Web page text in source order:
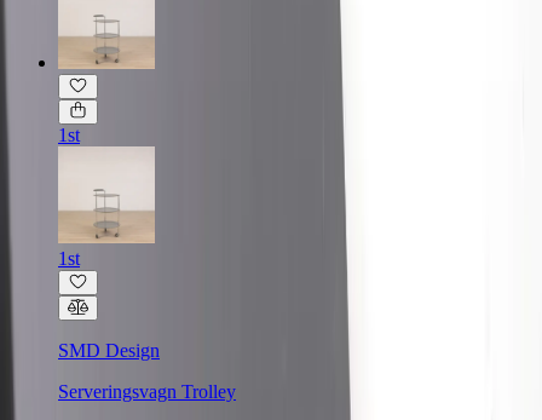
1st
1st
SMD Design
Serveringsvagn Trolley